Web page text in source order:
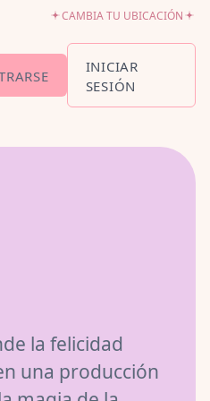
CAMBIA TU UBICACIÓN
INICIAR
SESIÓN
la felicidad
una producción